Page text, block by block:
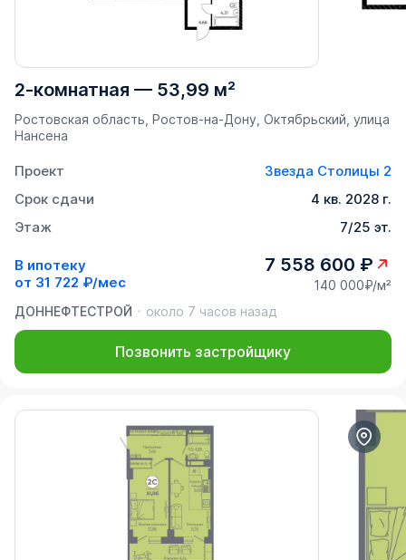
2-комнатная — 53,99 м²
Ростовская область, Ростов-на-Дону, Октябрьский, улица
Нансена
Проект
Звезда Столицы 2
Срок сдачи
4 кв. 2028 г.
Этаж
7/25 эт.
В ипотеку
от 31 722 ₽/мес
7 558 600 ₽
140 000₽/м²
ДОННЕФТЕСТРОЙ
около 7 часов назад
Позвонить застройщику